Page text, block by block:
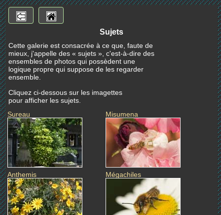
Sujets
Cette galerie est consacrée à ce que, faute de
mieux, j'appelle des « sujets », c'est-à-dire des
ensembles de photos qui possèdent une
logique propre qui suppose de les regarder
ensemble.
Cliquez ci-dessous sur les imagettes
pour afficher les sujets.
Sureau
Anthemis
Misumena
Mégachiles